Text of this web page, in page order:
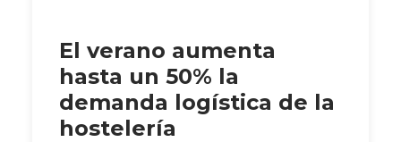
El verano aumenta
hasta un 50% la
demanda logística de la
hostelería